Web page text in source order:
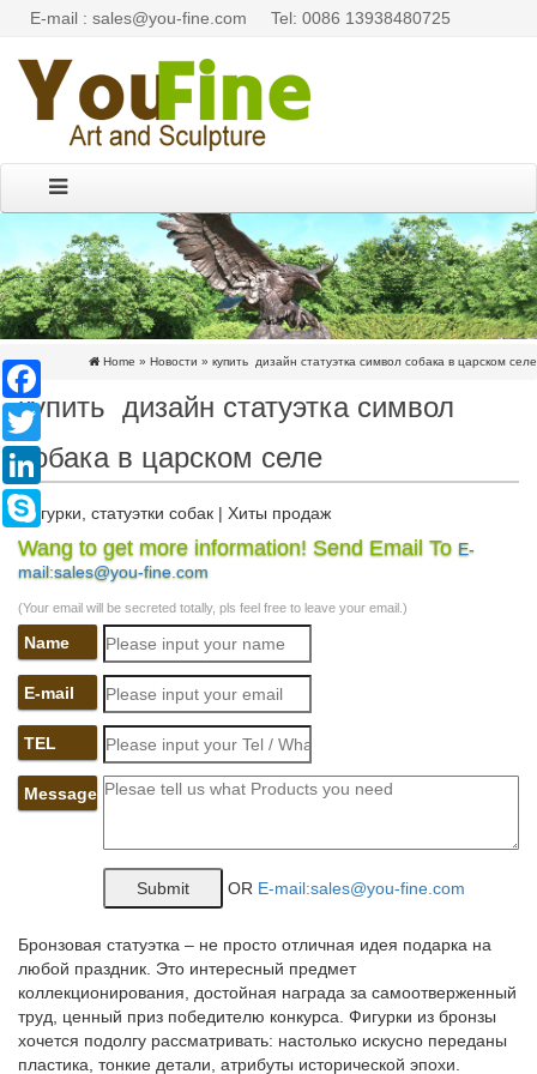
E-mail : sales@you-fine.com Tel: 0086 13938480725
Home » Новости » купить дизайн статуэтка символ собака в царском селе
купить дизайн статуэтка символ
собака в царском селе
Фигурки, статуэтки собак | Хиты продаж
Интернет-магазин русских сувениров с низкими ценами. У нас
можно купить Матрешки, оловянные солдатики, шкатулки
Палех, Федоскино.Павловопосадские платки, фарфор ЛФЗ,
Жостово, Береста, Фигурки, статуэтки собак.
Купить собачек гжель символ 2018 оптом в интернет
магазине…
Предлагаем купить оптом сувениры к году собаки. Следующий
2018 год пройдет под знаком этого замечательного животного.
У нас в наличии самые разные фигурки собачек: есть
гжельские и цветные статуэтки, а также магниты, колокольчики,
Фигурки и статуэтки Собак купить – символ 2018 года
Фигурки и статуэтки Собаки символ 2018 года купить в Москве
с доставкой по всей России и самовывозом из магазина
Decores Flores.СОБАКА СИМВОЛ 2018 года фигурки и
статуэтки. Сначала.
Купить статуэтки в интернет магазине WildBerries.ru
Wang to get more information! Send Email To E-
mail:sales@you-fine.com
(Your email will be secreted totally, pls feel free to leave your email.)
Name
E-mail
TEL
Message
OR E-mail:sales@you-fine.com
Бронзовая статуэтка – не просто отличная идея подарка на
любой праздник. Это интересный предмет
коллекционирования, достойная награда за самоотверженный
труд, ценный приз победителю конкурса. Фигурки из бронзы
хочется подолгу рассматривать: настолько искусно переданы
пластика, тонкие детали, атрибуты исторической эпохи.
Facebook
Twitter
LinkedIn